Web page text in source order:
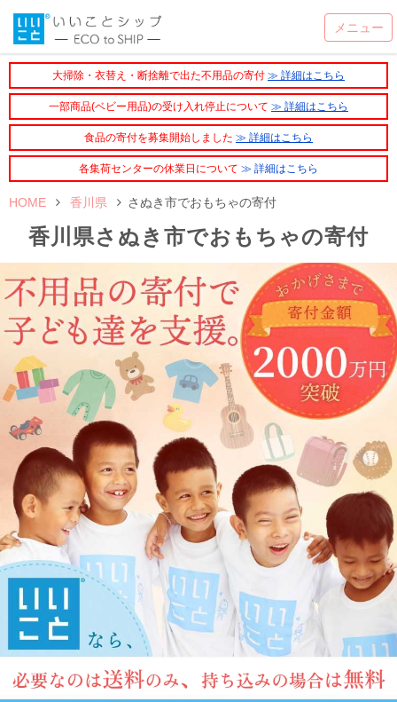
大掃除・衣替え・断捨離で出た不用品の寄付 ≫ 詳細はこちら
一部商品(ベビー用品)の受け入れ停止について ≫ 詳細はこちら
食品の寄付を募集開始しました ≫ 詳細はこちら
各集荷センターの休業日について ≫ 詳細はこちら
HOME 香川県 さぬき市でおもちゃの寄付
香川県さぬき市でおもちゃの寄付